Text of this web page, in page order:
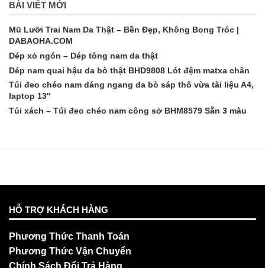
BÀI VIẾT MỚI
Mũ Lưỡi Trai Nam Da Thật – Bền Đẹp, Không Bong Tróc |
DABAOHA.COM
Dép xỏ ngón – Dép tông nam da thật
Dép nam quai hậu da bò thật BHD9808 Lót đệm matxa chân
Túi đeo chéo nam dáng ngang da bò sáp thô vừa tài liệu A4,
laptop 13″
Túi xách – Túi đeo chéo nam công sở BHM8579 Sẵn 3 màu
HỖ TRỢ KHÁCH HÀNG
Phương Thức Thanh Toán
Phương Thức Vận Chuyển